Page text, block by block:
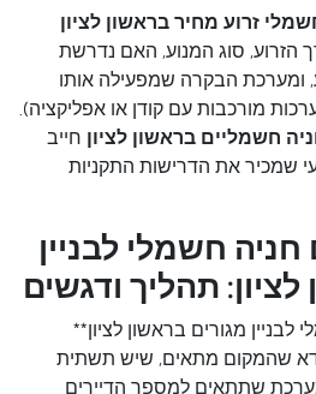
זרוע מחיר בראשון לציון
הזרוע, סוג המנוע, האם נדרשת
ומערכת הבקרה שמפעילה אותו
מורכבות עם קודן או אפליקציה).
חשמליים בראשון לציון חייב
שמכיר את הדרישות התקניות
חשמלי לבניין
תהליך ודגשים
מגורים בראשון לציון**
שהמקום מתאים, שיש תשתית
שתתאים למספר הדיירים